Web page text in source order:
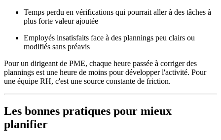
Temps perdu en vérifications qui pourrait aller à des tâches à
plus forte valeur ajoutée
Employés insatisfaits face à des plannings peu clairs ou
modifiés sans préavis
Pour un dirigeant de PME, chaque heure passée à corriger des
plannings est une heure de moins pour développer l'activité. Pour
une équipe RH, c'est une source constante de friction.
Les bonnes pratiques pour mieux
planifier